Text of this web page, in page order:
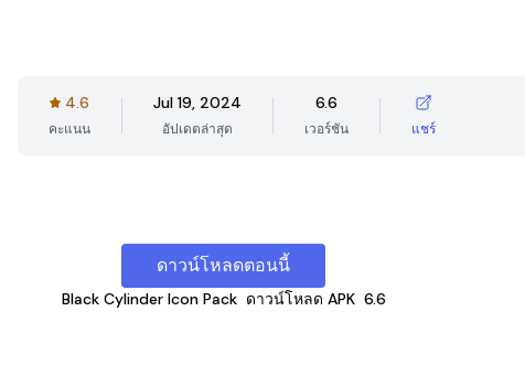
4.6
คะแนน
Jul 19, 2024
อัปเดตล่าสุด
6.6
เวอร์ชัน แชร์
ดาวน์โหลดตอนนี้
Black Cylinder Icon Pack ดาวน์โหลด APK 6.6